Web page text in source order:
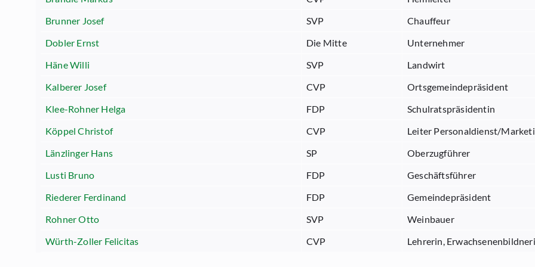
Brunner Josef
SVP
Chauffeur
Dobler Ernst
Die Mitte
Unternehmer
Häne Willi
SVP
Landwirt
Kalberer Josef
CVP
Ortsgemeindepräsident
Klee-Rohner Helga
FDP
Schulratspräsidentin
Köppel Christof
CVP
Leiter Personaldienst/
Länzlinger Hans
SP
Oberzugführer
Lusti Bruno
FDP
Geschäftsführer
Riederer Ferdinand
FDP
Gemeindepräsident
Rohner Otto
SVP
Weinbauer
Würth-Zoller Felicitas
CVP Lehrerin,